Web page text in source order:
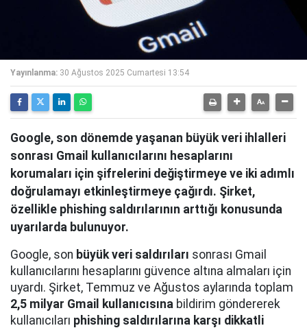
Yayınlanma: 30 Ağustos 2025 Cumartesi 13:54
Google, son dönemde yaşanan büyük veri ihlalleri
sonrası Gmail kullanıcılarını hesaplarını
korumaları için şifrelerini değiştirmeye ve iki adımlı
doğrulamayı etkinleştirmeye çağırdı. Şirket,
özellikle phishing saldırılarının arttığı konusunda
uyarılarda bulunuyor.
Google, son büyük veri saldırıları sonrası Gmail
kullanıcılarını hesaplarını güvence altına almaları için
uyardı. Şirket, Temmuz ve Ağustos aylarında toplam
2,5 milyar Gmail kullanıcısına bildirim göndererek
kullanıcıları phishing saldırılarına karşı dikkatli